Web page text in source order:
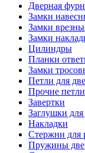
Дверная
Замки
Замки
Замки
Цилиндры
Планки
Замки
Петли для
Прочие петли
Завертки
Заглушки
Накладки
Стержни для
Пружины